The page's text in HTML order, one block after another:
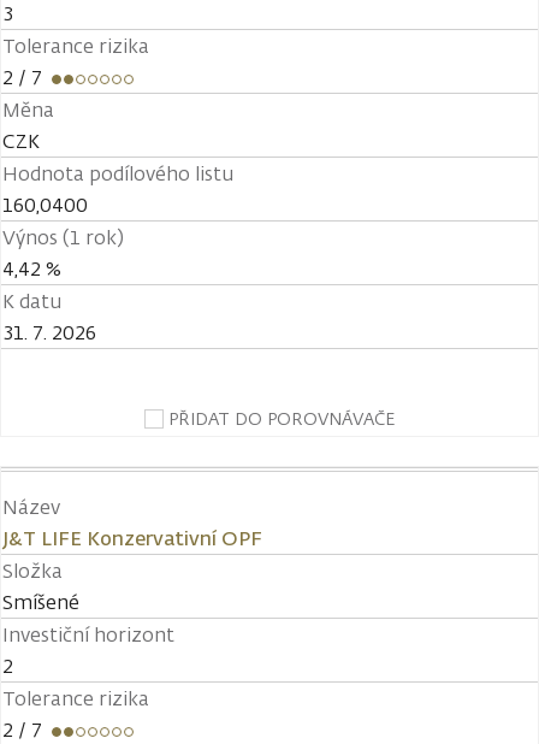
3
Tolerance rizika
2 / 7
Měna
CZK
Hodnota podílového listu
160,0400
Výnos (1 rok)
4,42 %
K datu
31. 7. 2026
PŘIDAT DO POROVNÁVAČE
Název
J&T LIFE Konzervativní OPF
Složka
Smíšené
Investiční horizont
2
Tolerance rizika
2 / 7